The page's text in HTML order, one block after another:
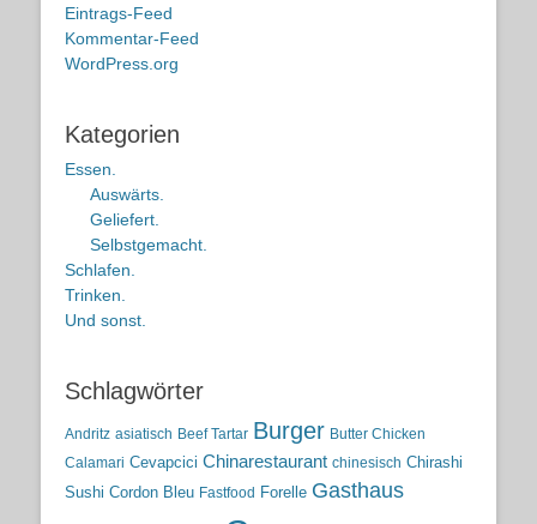
Eintrags-Feed
Kommentar-Feed
WordPress.org
Kategorien
Essen.
Auswärts.
Geliefert.
Selbstgemacht.
Schlafen.
Trinken.
Und sonst.
Schlagwörter
Andritz asiatisch Beef Tartar Burger Butter Chicken
Calamari Cevapcici Chinarestaurant chinesisch Chirashi
Sushi Cordon Bleu Fastfood Forelle Gasthaus